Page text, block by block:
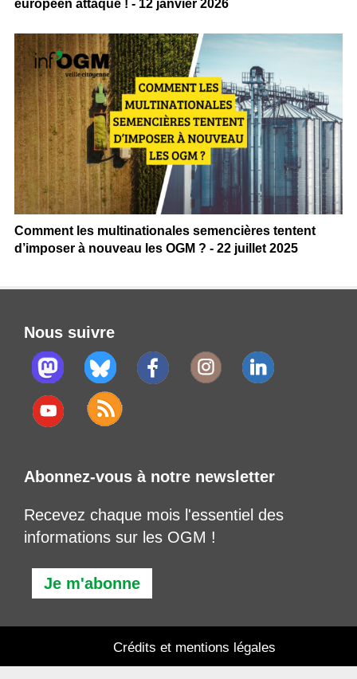
européen attaqué ! - 12 janvier 2026
Comment les multinationales semencières tentent
d’imposer à nouveau les OGM ? - 22 juillet 2025
Nous suivre
Abonnez-vous à notre newsletter
Recevez chaque mois l'essentiel des
informations sur les OGM !
Je m'abonne
Crédits et mentions légales